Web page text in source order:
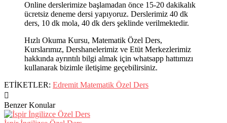
Online derslerimize başlamadan önce 15-20 dakikalık
ücretsiz deneme dersi yapıyoruz. Derslerimiz 40 dk
ders, 10 dk mola, 40 dk ders şeklinde verilmektedir.
Hızlı Okuma Kursu, Matematik Özel Ders,
Kurslarımız, Dershanelerimiz ve Etüt Merkezlerimiz
hakkında ayrıntılı bilgi almak için whatsapp hattımızı
kullanarak bizimle iletişime geçebilirsiniz.
ETİKETLER: Edremit Matematik Özel Ders
Benzer Konular